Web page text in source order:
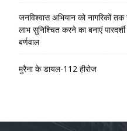
जनविश्वास अभियान को नागरिकों
लाभ सुनिश्चित करने का बनाएं
बर्णवाल
मुरैना के डायल-112 हीरोज